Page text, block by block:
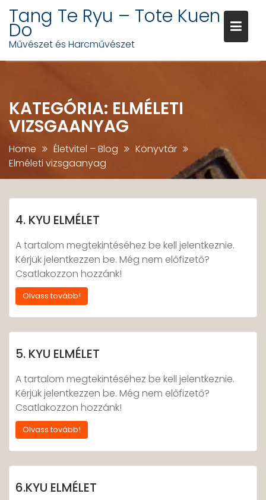
Tang Te Ryu – Tote Kuen
Do
Művészet és Harcművészet
KATEGÓRIA: ELMÉLETI
VIZSGAANYAG
Home Életvitel – Blog
Könyvtár
Elméleti vizsgaanyag
4. KYU ELMÉLET
A tartalom megtekintéséhez be kell jelentkeznie.
Kérjük jelentkezzen be. Még nem előfizető?
Csatlakozzon hozzánk!
Olvass tovább!
5. KYU ELMÉLET
A tartalom megtekintéséhez be kell jelentkeznie.
Kérjük jelentkezzen be. Még nem előfizető?
Csatlakozzon hozzánk!
Olvass tovább!
6.KYU ELMÉLET